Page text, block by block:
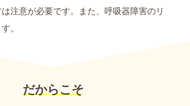
注意が必要です。また、呼吸器障害のリ
。
だからこそ